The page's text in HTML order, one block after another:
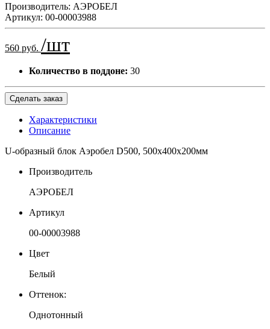
Производитель: АЭРОБЕЛ
Артикул: 00-00003988
560 руб. /шт
Количество в поддоне: 30
Сделать заказ
Характеристики
Описание
U-образный блок Аэробел D500, 500х400х200мм
Производитель
АЭРОБЕЛ
Артикул
00-00003988
Цвет
Белый
Оттенок:
Однотонный